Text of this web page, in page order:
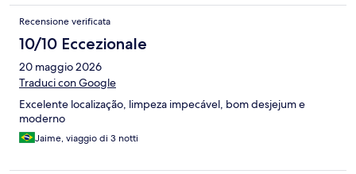
Recensione verificata
10/10 Eccezionale
20 maggio 2026
Traduci con Google
Excelente localização, limpeza impecável, bom desjejum e
moderno
Jaime, viaggio di 3 notti